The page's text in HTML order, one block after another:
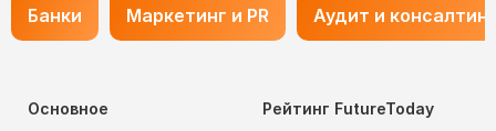
Банки Маркетинг и PR Аудит и консалтинг
Основное Рейтинг FutureToday